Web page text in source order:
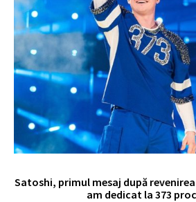
Satoshi, primul mesaj după
am dedicat la 373